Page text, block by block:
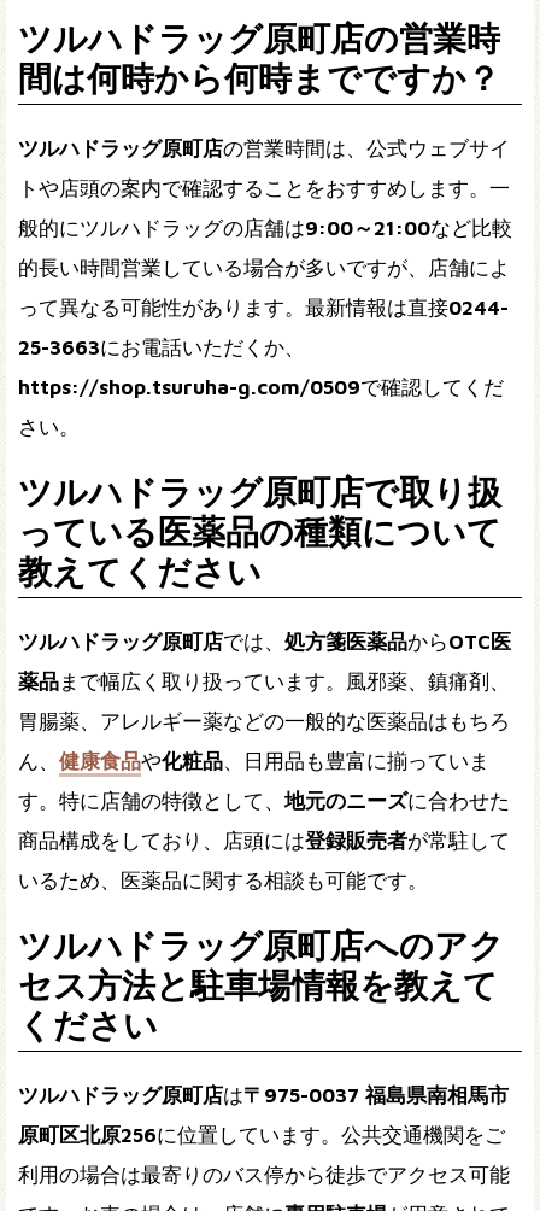
ツルハドラッグ原町店の営業時
間は何時から何時までですか？
ツルハドラッグ原町店の営業時間は、公式ウェブサイ
トや店頭の案内で確認することをおすすめします。一
般的にツルハドラッグの店舗は9:00～21:00など比較
的長い時間営業している場合が多いですが、店舗によ
って異なる可能性があります。最新情報は直接0244-
25-3663にお電話いただくか、
https://shop.tsuruha-g.com/0509で確認してくだ
さい。
ツルハドラッグ原町店で取り扱
っている医薬品の種類について
教えてください
ツルハドラッグ原町店では、 処方箋医薬品からOTC医
薬品まで幅広く取り扱っています。風邪薬、鎮痛剤、
胃腸薬、アレルギー薬などの一般的な医薬品はもちろ
ん、 健康食品や化粧品、日用品も豊富に揃っていま
す。特に店舗の特徴として、 地元のニーズに合わせた
商品構成をしており、店頭には登録販売者が常駐して
いるため、医薬品に関する相談も可能です。
ツルハドラッグ原町店へのアク
セス方法と駐車場情報を教えて
ください
ツルハドラッグ原町店は〒975-0037 福島県南相馬市
原町区北原256に位置しています。公共交通機関をご
利用の場合は最寄りのバス停から徒歩でアクセス可能